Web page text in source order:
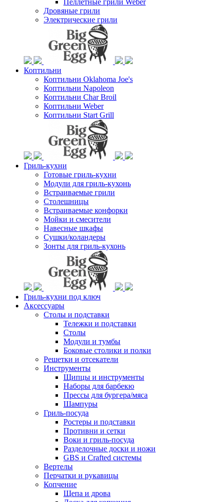
Дровяные грили
Электрические грили
Коптильни
Коптильни Oklahoma Joe's
Коптильни Napoleon
Коптильни Char Broil
Коптильни Weber
Коптильни Start Grill
Гриль-кухни
Готовые гриль-кухни
Модули для гриль-кухонь
Встраиваемые грили
Столешницы
Встраиваемые конфорки
Мойки и смесители
Навесные шкафы
Сушки/коландеры
Зонты для гриль-кухонь
Гриль-кухни под ключ
Аксессуары
Столы и подставки
Тележки и подставки
Столы
Модули и тумбы
Боковые столики и полки
Решетки и отсекатели
Инструменты
Щипцы и инструменты
Наборы для барбекю
Прессы для бургера/мяса
Шампуры
Гриль-посуда
Ростеры и подставки
Противни и сетки
Воки и гриль-посуда
Разделочные доски и ножи
GBS и Crafted системы
Вертелы
Перчатки и рукавицы
Копчение
Щепа и дрова